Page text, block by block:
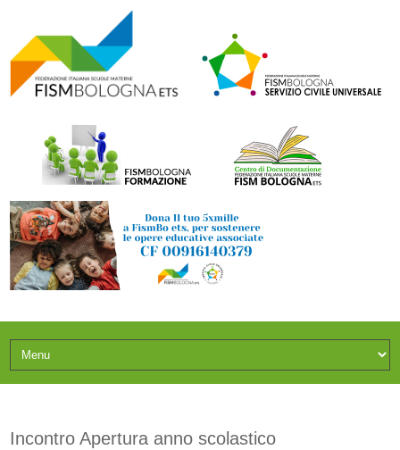
Incontro Apertura anno scolastico